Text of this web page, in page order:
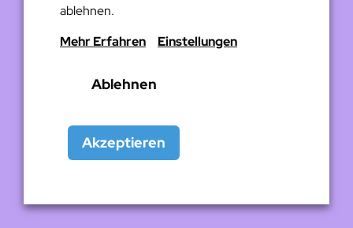
ablehnen.
Mehr Erfahren
Einstellungen
Ablehnen
Akzeptieren